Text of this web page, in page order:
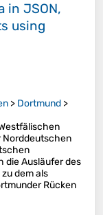
in JSON,
using
> Dortmund >
Norddeutschen
die Ausläufer des
dem als
Rücken